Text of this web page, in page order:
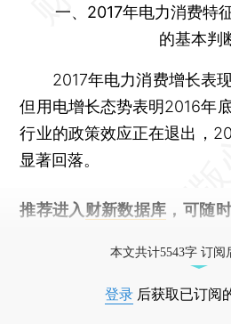
一、2017年电力消费特
的基本判
2017年电力消费增长表现
但用电增长态势表明2016年
行业的政策效应正在退出，
显著回落。
推荐进入 财新数据库 ，可随
本文共计5543字 订阅
登录 后获取已订阅